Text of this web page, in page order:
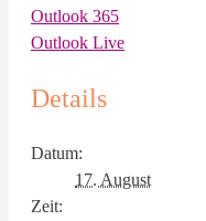
Outlook 365
Outlook Live
Details
Datum:
17. August
Zeit: